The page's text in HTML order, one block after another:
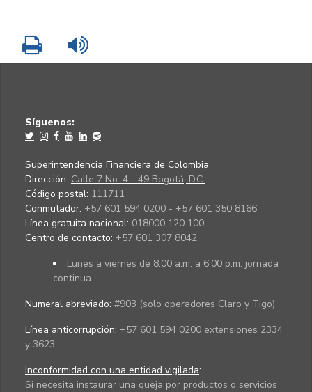
Imprimir
Síguenos:
Superintendencia Financiera de Colombia
Dirección: Calle 7 No. 4 - 49 Bogotá, D.C.
Código postal: 111711
Conmutador: +57 601 594 0200 - +57 601 350 8166
Línea gratuita nacional: 018000 120 100
Centro de contacto: +57 601 307 8042
Lunes a viernes de 8:00 a.m. a 6:00 p.m. jornada
continua.
Numeral abreviado: #903 (solo operadores Claro y Tigo)
Línea anticorrupción: +57 601 594 0200 extensiones 2334
y 3623
Inconformidad con una entidad vigilada:
Si necesita instaurar una queja por productos o servicios